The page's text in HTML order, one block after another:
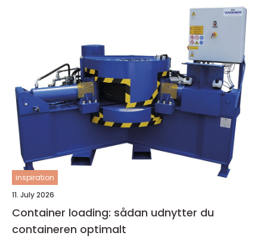
inspiration
11. July 2026
Container loading: sådan udnytter du
containeren optimalt